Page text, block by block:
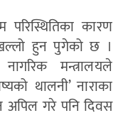
परिस्थितिका कारण
हुन पुगेको छ ।
मन्त्रालयले
थालनी’ नाराका
अपिल गरे पनि दिवस